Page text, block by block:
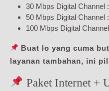
30 Mbps Digital Channel :
50 Mbps Digital Channel :
100 Mbps Digital
Buat lo yang cuma
layanan tambahan, ini
Paket Internet +